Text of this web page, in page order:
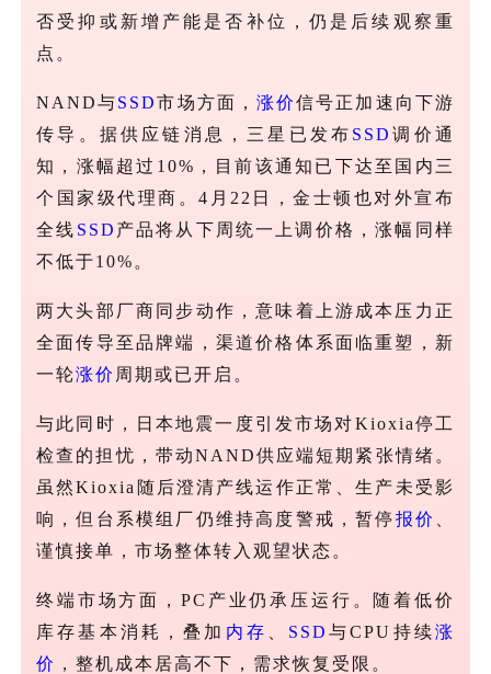
否受抑或新增产能是否补位，仍是后续观察重
点。
NAND与SSD市场方面， 涨价信号正加速向下游
传导。据供应链消息，三星已发布 SSD 调价通
知，涨幅超过10%，目前该通知已下达至国内三
个国家级代理商。4月22日，金士顿也对外宣布
全线 SSD 产品将从下周统一上调价格，涨幅同样
不低于10%。
两大头部厂商同步动作，意味着上游成本压力正
全面传导至品牌端，渠道价格体系面临重塑，新
一轮涨价 周期或已开启。
与此同时，日本地震一度引发市场对Kioxia停工
检查的担忧，带动NAND供应端短期紧张情绪。
虽然Kioxia随后澄清产线运作正常、生产未受影
响，但台系模组厂仍维持高度警戒，暂停报价
谨慎接单，市场整体转入观望状态。
终端市场方面， PC产业仍承压运行。随着低价
库存基本消耗，叠加 内存 SSD 与CPU持续涨
价 ，整机成本居高不下，需求恢复受限。